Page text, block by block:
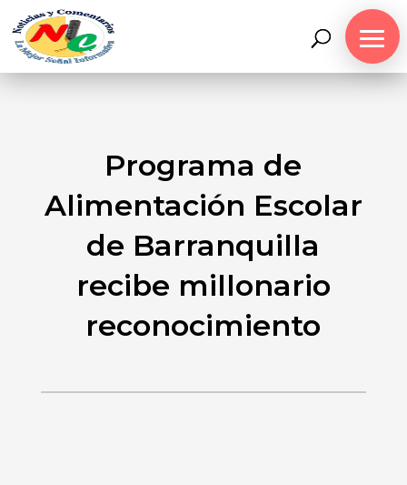
Programa de
Alimentación Escolar
de Barranquilla
recibe millonario
reconocimiento